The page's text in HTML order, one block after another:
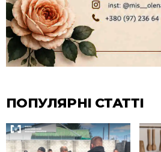
ПОПУЛЯРНІ СТАТТІ